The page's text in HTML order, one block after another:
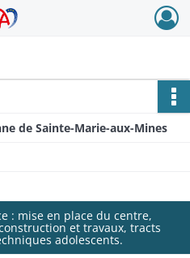
- Colmar
de Sainte-Marie-aux-Mines
: mise en place du centre,
et travaux, tracts
adolescents.